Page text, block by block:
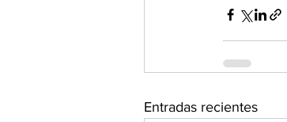
Entradas recientes